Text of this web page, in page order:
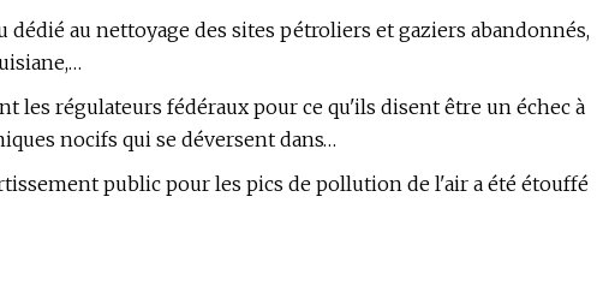
au nettoyage des sites pétroliers et gaziers abandonnés,
les régulateurs fédéraux pour ce qu'ils disent être un échec à
nocifs qui se déversent dans…
public pour les pics de pollution de l'air a été étouffé